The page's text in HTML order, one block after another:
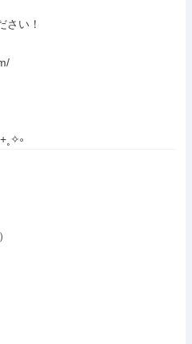
さい！